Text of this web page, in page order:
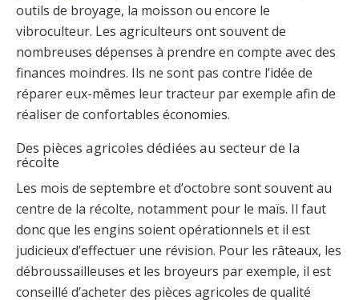
outils de broyage, la moisson ou encore le
vibroculteur. Les agriculteurs ont souvent de
nombreuses dépenses à prendre en compte avec des
finances moindres. Ils ne sont pas contre l’idée de
réparer eux-mêmes leur tracteur par exemple afin de
réaliser de confortables économies.
Des pièces agricoles dédiées au secteur de la
récolte
Les mois de septembre et d’octobre sont souvent au
centre de la récolte, notamment pour le maïs. Il faut
donc que les engins soient opérationnels et il est
judicieux d’effectuer une révision. Pour les râteaux, les
débroussailleuses et les broyeurs par exemple, il est
conseillé d’acheter des pièces agricoles de qualité